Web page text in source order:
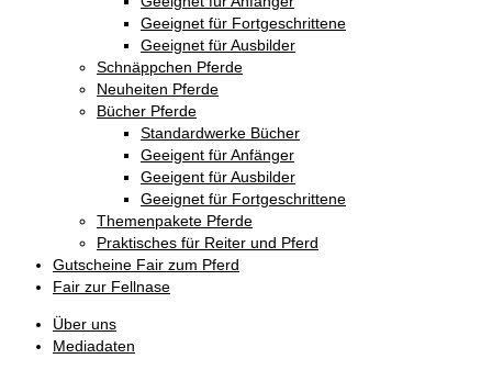
Geeignet für Fortgeschrittene
Geeignet für Ausbilder
Schnäppchen Pferde
Neuheiten Pferde
Bücher Pferde
Standardwerke Bücher
Geeigent für Anfänger
Geeigent für Ausbilder
Geeignet für Fortgeschrittene
Themenpakete Pferde
Praktisches für Reiter und Pferd
Gutscheine Fair zum Pferd
Fair zur Fellnase
Über uns
Mediadaten